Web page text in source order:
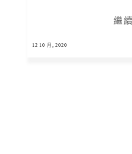
繼
12 10 月, 2020